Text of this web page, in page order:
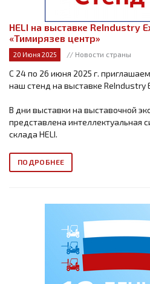
HELI на выставке ReIndustry
«Тимирязев центр»
20 Июня 2025 // Новости страны
С 24 по 26 июня 2025 г.
наш стенд на выставке ReIndustry
В дни выставки на выставочной
представлена интеллектуальная
склада HELI.
ПОДРОБНЕЕ